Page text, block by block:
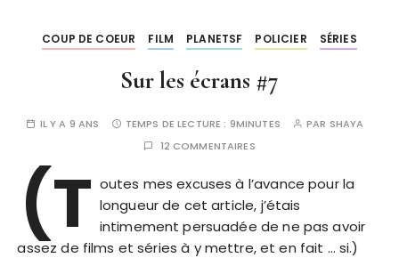
COUP DE COEUR FILM PLANETSF POLICIER SÉRIES
Sur les écrans #7
IL Y A 9 ANS TEMPS DE LECTURE : 9MINUTES PAR SHAYA
12 COMMENTAIRES
(T outes mes excuses à l’avance pour la
longueur de cet article, j’étais
intimement persuadée de ne pas avoir
assez de films et séries à y mettre, et en fait … si.)